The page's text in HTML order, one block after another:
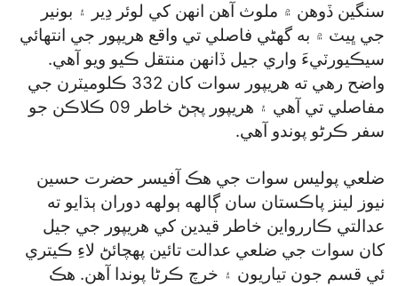
سنگين ڏوهن ۾ ملوث آهن انهن کي لوئر دِير ۽ بونير
جي ڀيٽ ۾ به گھڻي فاصلي تي واقع هريپور جي انتهائي
سيڪيورٽيءَ واري جيل ڏانهن منتقل ڪيو ويو آهي.
واضح رهي ته هريپور سوات کان 332 ڪلوميٽرن جي
مفاصلي تي آهي ۽ هريپور پڄڻ خاطر 09 ڪلاڪن جو
سفر ڪرڻو پوندو آهي.
ضلعي پوليس سوات جي هڪ آفيسر حضرت حسين
نيوز لينز پاڪستان سان ڳالهه ٻولهه دوران ٻڌايو ته
عدالتي ڪاررواين خاطر قيدين کي هريپور جي جيل
کان سوات جي ضلعي عدالت تائين پهچائڻ لاءِ ڪيتري
ئي قسم جون تياريون ۽ خرچ ڪرڻا پوندا آهن. هڪ